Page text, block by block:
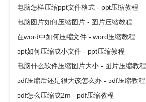
电脑怎样压缩ppt文件格式 - ppt压缩教程
电脑图片如何压缩图片 - 图片压缩教程
在word中如何压缩文件 - word压缩教程
ppt如何压缩成小文件 - ppt压缩教程
电脑什么软件压缩图片大小 - 图片压缩教程
pdf压缩后还是很大该怎么办 - pdf压缩教程
pdf怎么压缩成2m - pdf压缩教程